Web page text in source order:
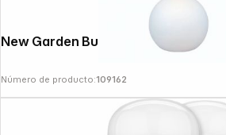
New Garden Buly 20 Cable
Número de producto:109162